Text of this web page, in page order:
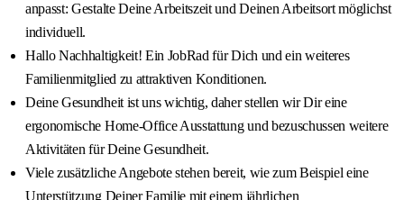
anpasst: Gestalte Deine Arbeitszeit und Deinen Arbeitsort möglichst
individuell.
Hallo Nachhaltigkeit! Ein JobRad für Dich und ein weiteres
Familienmitglied zu attraktiven Konditionen.
Deine Gesundheit ist uns wichtig, daher stellen wir Dir eine
ergonomische Home-Office Ausstattung und bezuschussen weitere
Aktivitäten für Deine Gesundheit.
Viele zusätzliche Angebote stehen bereit, wie zum Beispiel eine
Unterstützung Deiner Familie mit einem jährlichen